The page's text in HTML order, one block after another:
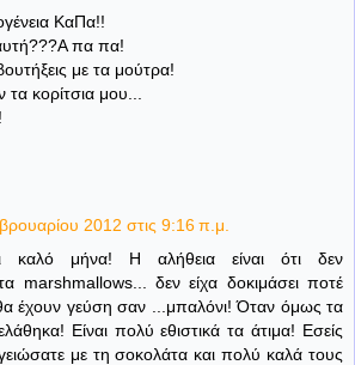
ΚαΠα!!
αυτή???Α πα πα!
με τα μούτρα!
κορίτσια μου...
2012 στις 9:16 π.μ.
καλό μήνα! Η αλήθεια είναι ότι δεν
marshmallows... δεν είχα δοκιμάσει ποτέ
θα έχουν γεύση σαν ...μπαλόνι! Όταν όμως τα
Είναι πολύ εθιστικά τα άτιμα! Εσείς
με τη σοκολάτα και πολύ καλά τους